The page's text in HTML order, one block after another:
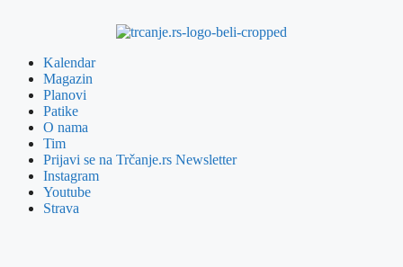
Kalendar
Magazin
Planovi
Patike
O nama
Tim
Prijavi se na Trčanje.rs Newsletter
Instagram
Youtube
Strava